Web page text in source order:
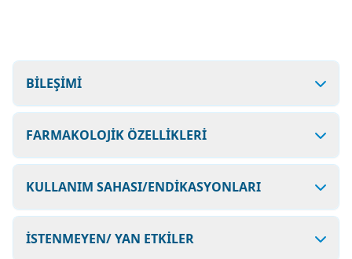
BİLEŞİMİ
FARMAKOLOJİK ÖZELLİKLERİ
KULLANIM SAHASI/ENDİKASYONLARI
İSTENMEYEN/ YAN ETKİLER